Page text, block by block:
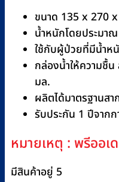
ขนาด 135 x 270
น้ำหนักโดยประมา
ใช้กับผู้ป่วยที่มีน้ำห
กล่องน้ำให้ความชื้
มล.
ผลิตได้มาตรฐานส
รับประกัน 1 ปีจากก
หมายเหตุ : พรีออเ
มีสินค้าอยู่ 5